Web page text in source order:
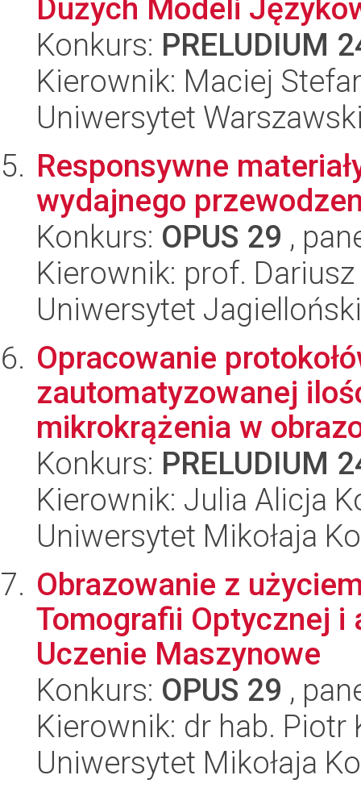
Dużych Modeli
Konkurs: PRELUDIUM
Kierownik: Maciej
Uniwersytet
Responsywne
wydajnego
Konkurs: OPUS 29 ,
Kierownik: prof.
Uniwersytet Jagielloński
Opracowanie
zautomatyzowanej
mikrokrążenia w
Konkurs: PRELUDIUM
Kierownik: Julia Alicja
Uniwersytet Mikołaja
Obrazowanie z
Tomografii Optycznej
Uczenie Maszynowe
Konkurs: OPUS 29 ,
Kierownik: dr hab. Piotr
Uniwersytet Mikołaja